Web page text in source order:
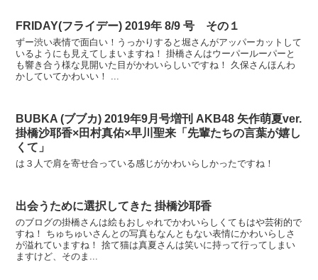
FRIDAY(フライデー) 2019年 8/9 号 その１
ずー渋い表情で面白い！うっかりすると堀さんがアッパーカットして
いるようにも見えてしまいますね！ 掛橋さんはウーパールーパーと
も響き合う様な見開いた目がかわいらしいですね！ 久保さんほんわ
かしていてかわいい！ ...
BUBKA (ブブカ) 2019年9月号増刊 AKB48 矢作萌夏ver.
掛橋沙耶香×田村真佑×早川聖来「先輩たちの言葉が嬉し
くて」
は３人で肩を寄せ合っている感じがかわいらしかったですね！
出会うために選択してきた 掛橋沙耶香
のブログの掛橋さんは絵もおしゃれでかわいらしくてもはや芸術的で
すね！ ちゅちゅいさんとの写真もなんともない表情にかわいらしさ
が溢れていますね！ 捨て猫は真夏さんは笑いに持って行ってしまい
ますけど、そのま...